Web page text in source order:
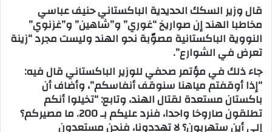
ل
ب
ر
ي
د
ا
إ
ل
ك
قال وزير السكك الحديدية الباكستاني حنيف عباسي
مخاطبا الهند إن صواريخ “غوري” و”شاهين” و”غزنوي”
النووية الباكستانية مصوّبة نحو الهند وليست مجرد “زينة
تعرض في الشوارع”.
جاء ذلك في مؤتمر صحفي للوزير الباكستاني قال فيه:
“إذا أوقفتم مياهنا سنوقف أنفاسكم”، وأضاف أن
باكستان مستعدة لقتال الهند، وتابع: “تخيلوا أنكم
تطلقون صاروخا واحدا، فنرد عليكم بـ 200. ما مصيركم؟
إلى أين ستهربون؟ لا تهددونا، فنحن مستعدون